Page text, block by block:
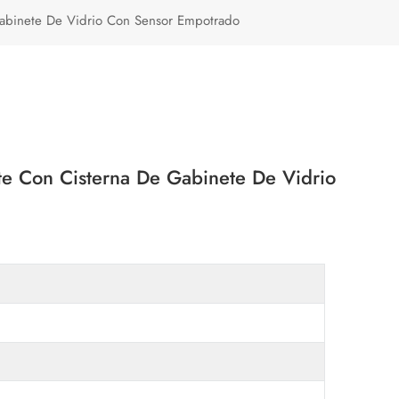
Türkçe
De Vidrio Con Sensor Empotrado
Con Cisterna De Gabinete De Vidrio